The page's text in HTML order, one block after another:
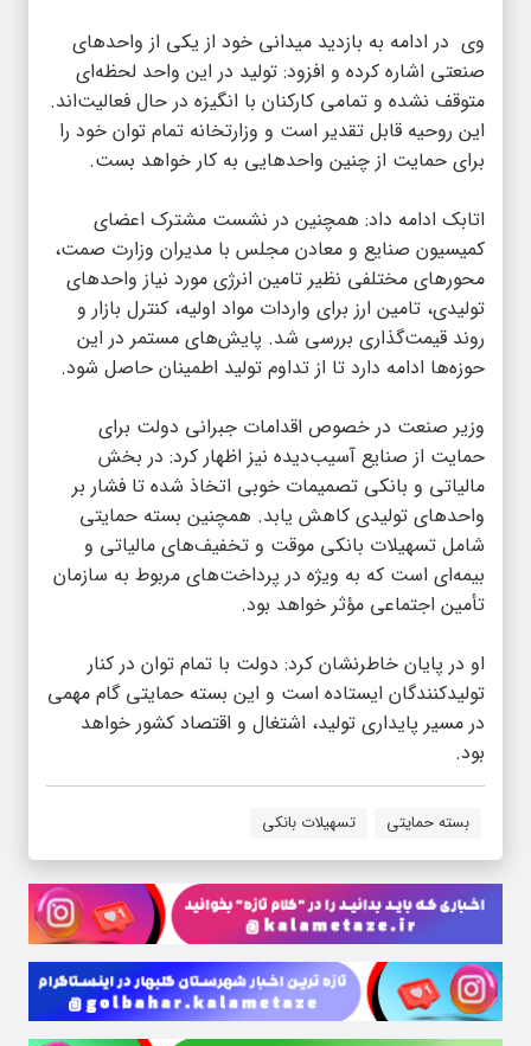
وی در ادامه به بازدید میدانی خود از یکی از واحدهای
صنعتی اشاره کرده و افزود: تولید در این واحد لحظه‌ای
متوقف نشده و تمامی کارکنان با انگیزه در حال فعالیت‌اند.
این روحیه قابل تقدیر است و وزارتخانه تمام توان خود را
برای حمایت از چنین واحدهایی به کار خواهد بست.
اتابک ادامه داد: همچنین در نشست مشترک اعضای
کمیسیون صنایع و معادن مجلس با مدیران وزارت صمت،
محورهای مختلفی نظیر تامین انرژی مورد نیاز واحدهای
تولیدی، تامین ارز برای واردات مواد اولیه، کنترل بازار و
روند قیمت‌گذاری بررسی شد. پایش‌های مستمر در این
حوزه‌ها ادامه دارد تا از تداوم تولید اطمینان حاصل شود.
وزیر صنعت در خصوص اقدامات جبرانی دولت برای
حمایت از صنایع آسیب‌دیده نیز اظهار کرد: در بخش
مالیاتی و بانکی تصمیمات خوبی اتخاذ شده تا فشار بر
واحدهای تولیدی کاهش یابد. همچنین بسته حمایتی
شامل تسهیلات بانکی موقت و تخفیف‌های مالیاتی و
بیمه‌ای است که به ویژه در پرداخت‌های مربوط به سازمان
تأمین اجتماعی مؤثر خواهد بود.
او در پایان خاطرنشان کرد: دولت با تمام توان در کنار
تولیدکنندگان ایستاده است و این بسته حمایتی گام مهمی
در مسیر پایداری تولید، اشتغال و اقتصاد کشور خواهد
بود.
بسته حمایتی تسهیلات بانکی